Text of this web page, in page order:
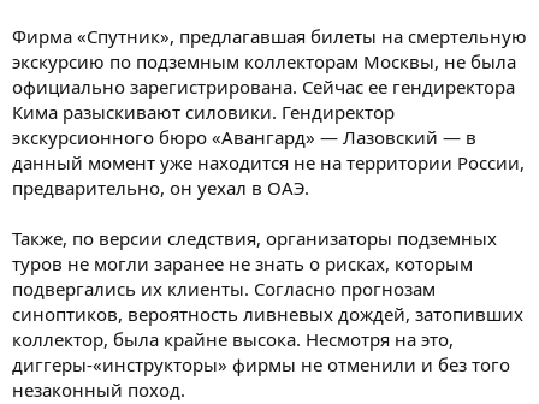
Фирма «Спутник», предлагавшая билеты на смертельную
экскурсию по подземным коллекторам Москвы, не была
официально зарегистрирована. Сейчас ее гендиректора
Кима разыскивают силовики. Гендиректор
экскурсионного бюро «Авангард» — Лазовский — в
данный момент уже находится не на территории России,
предварительно, он уехал в ОАЭ.
Также, по версии следствия, организаторы подземных
туров не могли заранее не знать о рисках, которым
подвергались их клиенты. Согласно прогнозам
синоптиков, вероятность ливневых дождей, затопивших
коллектор, была крайне высока. Несмотря на это,
диггеры-«инструкторы» фирмы не отменили и без того
незаконный поход.